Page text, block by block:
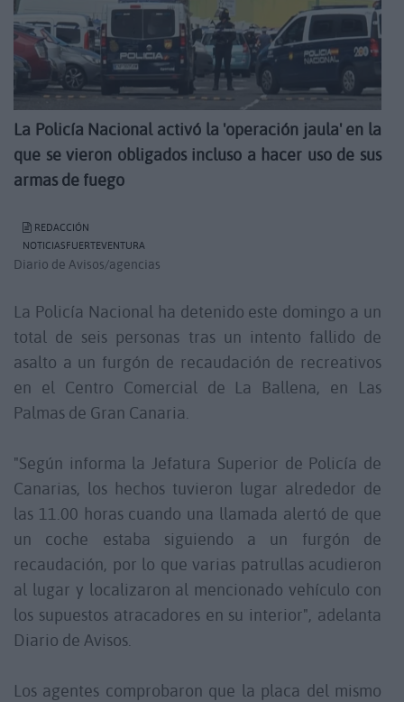
La Policía Nacional activó la 'operación jaula' en la
que se vieron obligados incluso a hacer uso de sus
armas de fuego
REDACCIÓN
NOTICIASFUERTEVENTURA
Diario de Avisos/agencias
La Policía Nacional ha detenido este domingo a un
total de seis personas tras un intento fallido de
asalto a un furgón de recaudación de recreativos
en el Centro Comercial de La Ballena, en Las
Palmas de Gran Canaria.
"Según informa la Jefatura Superior de Policía de
Canarias, los hechos tuvieron lugar alrededor de
las 11.00 horas cuando una llamada alertó de que
un coche estaba siguiendo a un furgón de
recaudación, por lo que varias patrullas acudieron
al lugar y localizaron al mencionado vehículo con
los supuestos atracadores en su interior", adelanta
Diario de Avisos.
Los agentes comprobaron que la placa del mismo